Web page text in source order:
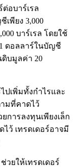
อบาร์เรล
พียง 3,000
บาร์เรล โดยใช้
1 ดอลลาร์ในบัญชี
บมูลค่า 20
ปเพิ่มทั้งกำไรและ
มที่คาดไว้
การลงทุนเพียงเล็ก
ว้ เทรดเดอร์อาจมี
ช่วยให้เทรดเดอร์